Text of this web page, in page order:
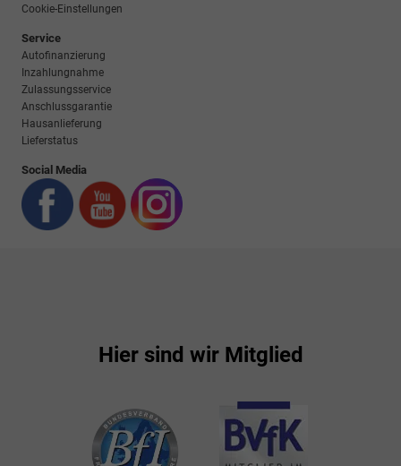
Cookie-Einstellungen
Service
Autofinanzierung
Inzahlungnahme
Zulassungsservice
Anschlussgarantie
Hausanlieferung
Lieferstatus
Social Media
Hier sind wir Mitglied